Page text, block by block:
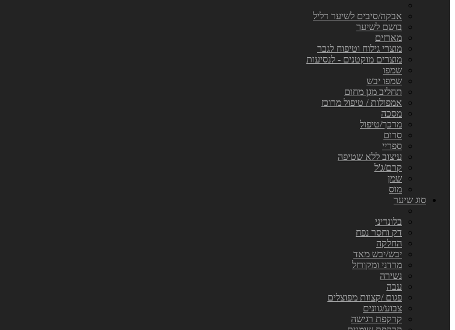
אבקה/סיבים לשיער דליל
בושם לשיער
מארזים
מוצרי גילוח וטיפוח לגבר
מוצרים מוקטנים - לנסיעות
שמפו
שמפו יבש
תחליב מגן מחום
אמפולות / טיפול מרוכז
מסכה
מרכך/טיפול
סרום
ספריי
עיצוב ללא שטיפה
קרם/ג'ל
שמן
מוס
סוג שיער
בלונדיני
דק וחסר נפח
החלקה
יבש/יבש מאד
מרדני ומקורזל
נשירה
עבה
פגום /קצוות מפוצלים
צבוע/גוונים
קרקפת רגישה